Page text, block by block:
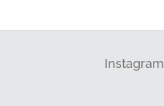
Instagram